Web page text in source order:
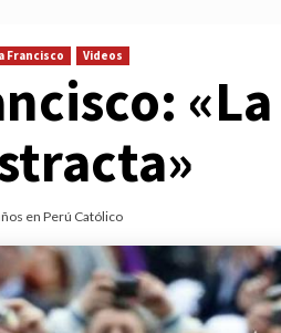
Francisco Videos
en Perú Católico